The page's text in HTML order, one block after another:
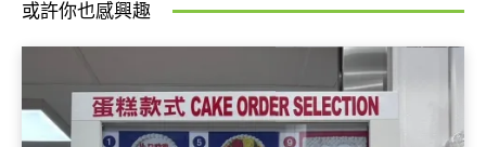
或許你也感興趣